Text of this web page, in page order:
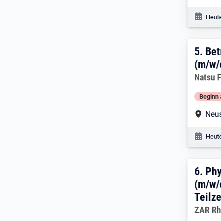
5.
5.
(m/
Natsu
Beginn
6.
6.
(m/
ZAR